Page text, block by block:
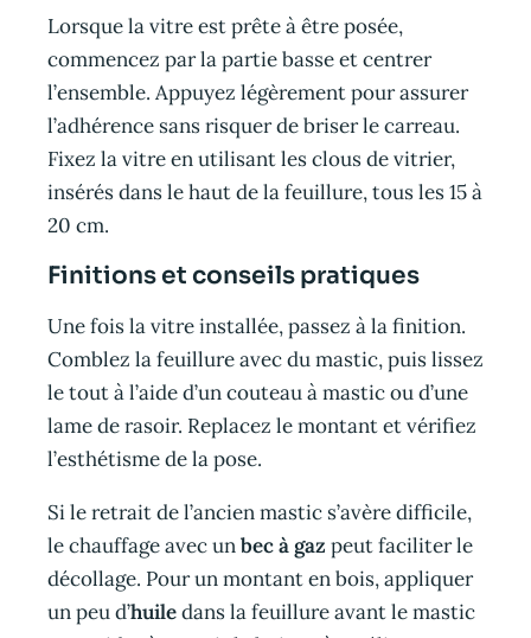
Lorsque la vitre est prête à être posée,
commencez par la partie basse et centrer
l’ensemble. Appuyez légèrement pour assurer
l’adhérence sans risquer de briser le carreau.
Fixez la vitre en utilisant les clous de vitrier,
insérés dans le haut de la feuillure, tous les 15 à
20 cm.
Finitions et conseils pratiques
Une fois la vitre installée, passez à la finition.
Comblez la feuillure avec du mastic, puis lissez
le tout à l’aide d’un couteau à mastic ou d’une
lame de rasoir. Replacez le montant et vérifiez
l’esthétisme de la pose.
Si le retrait de l’ancien mastic s’avère difficile,
le chauffage avec unbec à gaz peut faciliter le
décollage. Pour un montant en bois, appliquer
un peu d’huiledans la feuillure avant le mastic